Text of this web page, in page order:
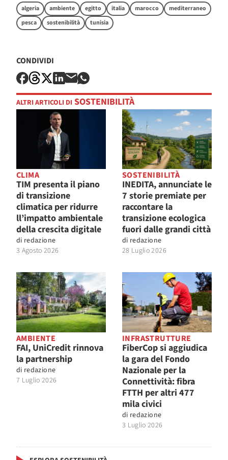
algeria ambiente egitto italia marocco
mediterraneo
pesca
sostenibilità tunisia
CONDIVIDI
ALTRI ARTICOLI DI SOSTENIBILITÀ
CLIMA
TIM presenta il piano
di transizione
climatica per ridurre
ll’impatto ambientale
della crescita digitale
di redazione
3 Agosto 2026
SOSTENIBILITÀ
INEDITA, annunciate le
7 storie premiate per
raccontare la
transizione ecologica
fuori dalle grandi città
di redazione
28 Luglio 2026
AMBIENTE
FAI, UniCredit rinnova
la partnership
di redazione
7 Luglio 2026
INFRASTRUTTURE
FiberCop si aggiudica
la gara del Fondo
Nazionale per la
Connettività: fibra
FTTH per altri 477
mila civici
di redazione
3 Luglio 2026